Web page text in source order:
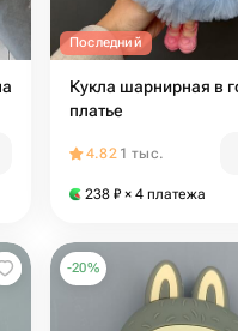
Последний
Кукла шарнирная в
платье
4.82 1 тыс.
238 ₽ × 4 платежа
-20%